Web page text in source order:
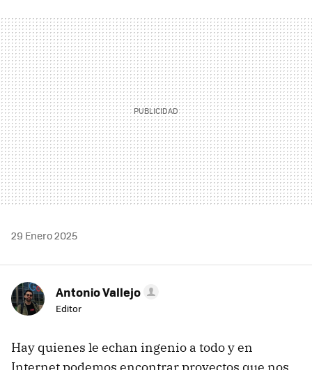
MAIL
29 Enero 2025
Antonio Vallejo
Editor
Hay quienes le echan ingenio a todo y en